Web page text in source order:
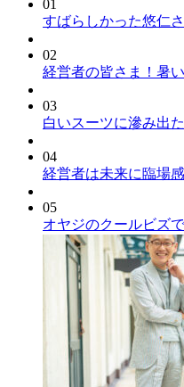
01
すばらしかった悠仁
02
経営者の皆さま！暑
03
白いスーツに滲み出
04
経営者は未来に臨場
05
オヤジのクールビズ